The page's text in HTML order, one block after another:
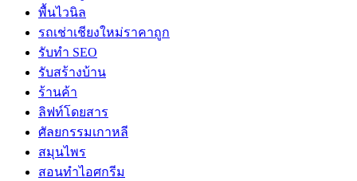
พื้นไวนิล
รถเช่าเชียงใหม่ราคาถูก
รับทำ SEO
รับสร้างบ้าน
ร้านค้า
ลิฟท์โดยสาร
ศัลยกรรมเกาหลี
สมุนไพร
สอนทำไอศกรีม